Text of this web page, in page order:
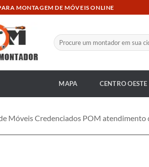
MONTAGEM DE MÓVEIS ONLINE
Pesquisar
por:
MAPA CENTRO OESTE
Móveis Credenciados POM atendimento